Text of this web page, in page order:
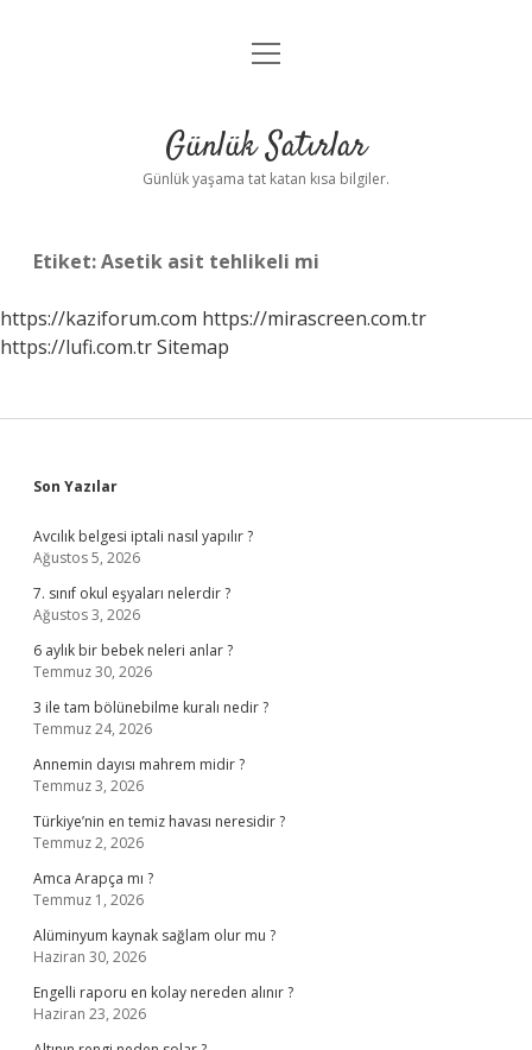
Anasayfa
Yasal Uyarı
menüyü
Günlük Satırlar
Günlük yaşama tat katan kısa bilgiler.
Etiket:Asetik asit tehlikeli mi
https://kaziforum.com https://mirascreen.com.tr
https://lufi.com.trSitemap
Sidebar
Son Yazılar
Avcılık belgesi iptali nasıl yapılır ?
Ağustos 5, 2026
7. sınıf okul eşyaları nelerdir ?
Ağustos 3, 2026
6 aylık bir bebek neleri anlar ?
Temmuz 30, 2026
3 ile tam bölünebilme kuralı nedir ?
Temmuz 24, 2026
Annemin dayısı mahrem midir ?
Temmuz 3, 2026
Türkiye’nin en temiz havası neresidir ?
Temmuz 2, 2026
Amca Arapça mı ?
Temmuz 1, 2026
Alüminyum kaynak sağlam olur mu ?
Haziran 30, 2026
Engelli raporu en kolay nereden alınır ?
Haziran 23, 2026